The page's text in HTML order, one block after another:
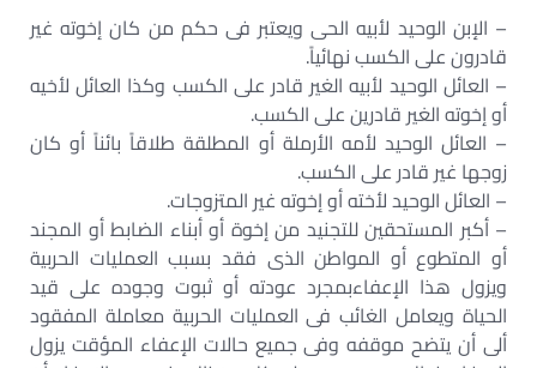
– الإبن الوحيد لأبيه الحى ويعتبر فى حكم من كان إخوته غير
قادرون على الكسب نهائياً.
– العائل الوحيد لأبيه الغير قادر على الكسب وكذا العائل لأخيه
أو إخوته الغير قادرين على الكسب.
– العائل الوحيد لأمه الأرملة أو المطلقة طلاقاً بائناً أو كان
زوجها غير قادر على الكسب.
– العائل الوحيد لأخته أو إخوته غير المتزوجات.
– أكبر المستحقين للتجنيد من إخوة أو أبناء الضابط أو المجند
أو المتطوع أو المواطن الذى فقد بسبب العمليات الحربية
ويزول هذا الإعفاءبمجرد عودته أو ثبوت وجوده على قيد
الحياة ويعامل الغائب فى العمليات الحربية معاملة المفقود
ألى أن يتضح موقفه وفى جميع حالات الإعفاء المؤقت يزول